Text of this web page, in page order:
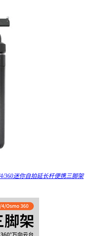
360迷你自拍延长杆便携三脚架